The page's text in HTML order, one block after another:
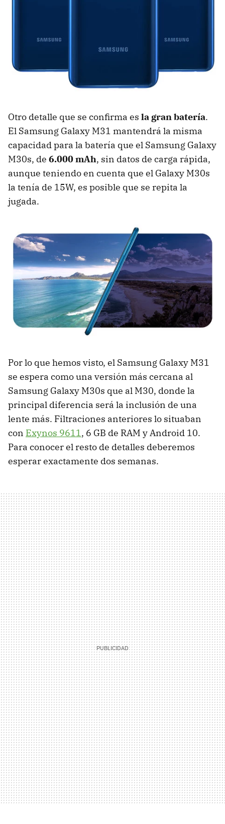
Otro detalle que se confirma es la gran batería.
El Samsung Galaxy M31 mantendrá la misma
capacidad para la batería que el Samsung Galaxy
M30s, de 6.000 mAh, sin datos de carga rápida,
aunque teniendo en cuenta que el Galaxy M30s
la tenía de 15W, es posible que se repita la
jugada.
Por lo que hemos visto, el Samsung Galaxy M31
se espera como una versión más cercana al
Samsung Galaxy M30s que al M30, donde la
principal diferencia será la inclusión de una
lente más. Filtraciones anteriores lo situaban
con Exynos 9611, 6 GB de RAM y Android 10.
Para conocer el resto de detalles deberemos
esperar exactamente dos semanas.